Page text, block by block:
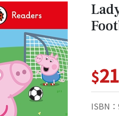
$
ISBN